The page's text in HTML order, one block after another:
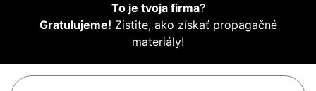
To je tvoja firma?
Gratulujeme! Zistite, ako získať propagačné
materiály!